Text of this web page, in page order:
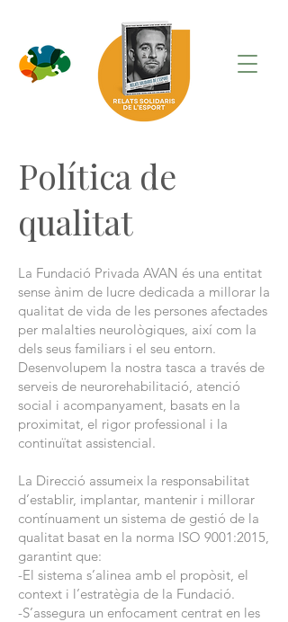
Política de
qualitat
La Fundació Privada AVAN és una entitat
sense ànim de lucre dedicada a millorar la
qualitat de vida de les persones afectades
per malalties neurològiques, així com la
dels seus familiars i el seu entorn.
Desenvolupem la nostra tasca a través de
serveis de neurorehabilitació, atenció
social i acompanyament, basats en la
proximitat, el rigor professional i la
continuïtat assistencial.
La Direcció assumeix la responsabilitat
d’establir, implantar, mantenir i millorar
contínuament un sistema de gestió de la
qualitat basat en la norma ISO 9001:2015,
garantint que:
-El sistema s’alinea amb el propòsit, el
context i l’estratègia de la Fundació.
-S’assegura un enfocament centrat en les